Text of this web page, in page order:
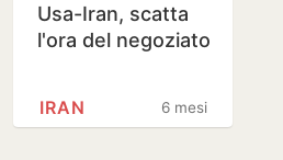
Usa-Iran, scatta
l'ora del negoziato
6 mesi
IRAN